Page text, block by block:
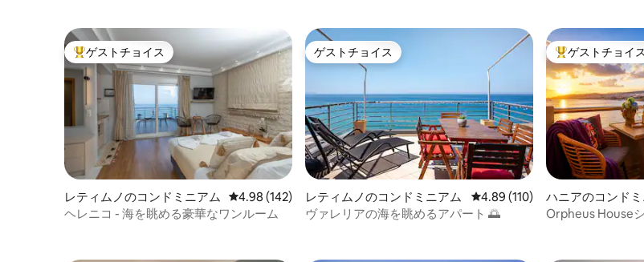
大好評のゲストチョイスです。
ゲストチョイス
レティムノのコンドミニアム レビュー142件、5つ星中4.98つ星の平均評価
4.98 (142)
ヘレニコ - 海を眺める豪華なワンルーム
ゲストチョイス
ゲストチョイス
レティムノのコンドミニアム レビュー110件、5つ星中4.89
4.89 (110)
ヴァレリアの海を眺めるアパート 🌅
大好評のゲスト
ゲストチョイス
ハニアのコンド
Orpheus House